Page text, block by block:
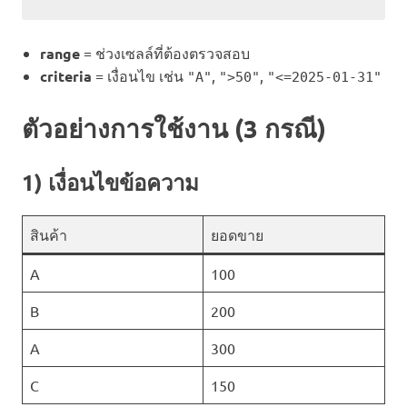
range = ช่วงเซลล์ที่ต้องตรวจสอบ
criteria = เงื่อนไข เช่น "A" ">50" "<=2025-01-31"
ตัวอย่างการใช้งาน (3 กรณี)
1) เงื่อนไขข้อความ
สินค้า ยอดขาย
A 100
B 200
A 300
C 150